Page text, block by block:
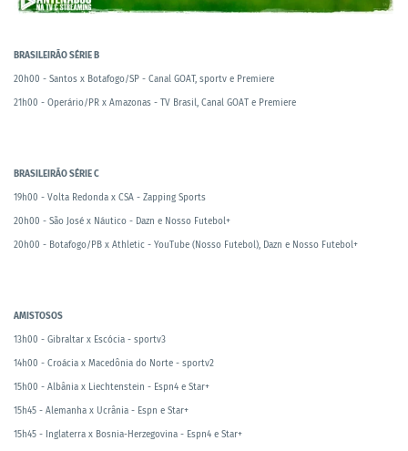
BRASILEIRÃO SÉRIE B
20h00 - Santos x Botafogo/SP - Canal GOAT, sportv e Premiere
21h00 - Operário/PR x Amazonas - TV Brasil, Canal GOAT e Premiere
BRASILEIRÃO SÉRIE C
19h00 - Volta Redonda x CSA - Zapping Sports
20h00 - São José x Náutico - Dazn e Nosso Futebol+
20h00 - Botafogo/PB x Athletic - YouTube (Nosso Futebol), Dazn e Nosso Futebol+
AMISTOSOS
13h00 - Gibraltar x Escócia - sportv3
14h00 - Croácia x Macedônia do Norte - sportv2
15h00 - Albânia x Liechtenstein - Espn4 e Star+
15h45 - Alemanha x Ucrânia - Espn e Star+
15h45 - Inglaterra x Bosnia-Herzegovina - Espn4 e Star+